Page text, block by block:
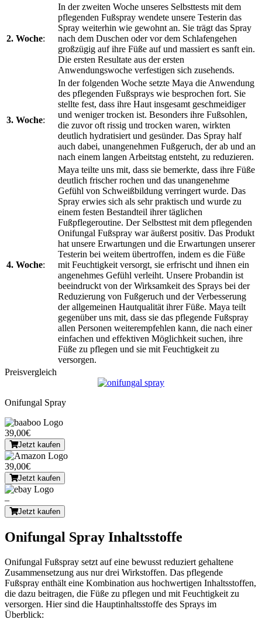
2. Woche:
In der zweiten Woche unseres Selbsttests mit dem
pflegenden Fußspray wendete unsere Testerin das
Spray weiterhin wie gewohnt an. Sie trägt das Spray
nach dem Duschen oder vor dem Schlafengehen
großzügig auf ihre Füße auf und massiert es sanft ein.
Die ersten Resultate aus der ersten
Anwendungswoche verfestigen sich zusehends.
3. Woche:
In der folgenden Woche setzte Maya die Anwendung
des pflegenden Fußsprays wie besprochen fort. Sie
stellte fest, dass ihre Haut insgesamt geschmeidiger
und weniger trocken ist. Besonders ihre Fußsohlen,
die zuvor oft rissig und trocken waren, wirkten
deutlich hydratisiert und gesünder. Das Spray half
auch dabei, unangenehmen Fußgeruch, der ab und an
nach einem langen Arbeitstag entsteht, zu reduzieren.
4. Woche:
Maya teilte uns mit, dass sie bemerkte, dass ihre Füße
deutlich frischer rochen und das unangenehme
Gefühl von Schweißbildung verringert wurde. Das
Spray erwies sich als sehr praktisch und wurde zu
einem festen Bestandteil ihrer täglichen
Fußpflegeroutine. Der Selbsttest mit dem pflegenden
Onifungal Fußspray war äußerst positiv. Das Produkt
hat unsere Erwartungen und die Erwartungen unserer
Testerin bei weitem übertroffen, indem es die Füße
mit Feuchtigkeit versorgt, sie erfrischt und ihnen ein
angenehmes Gefühl verleiht. Unsere Probandin ist
beeindruckt von der Wirksamkeit des Sprays bei der
Reduzierung von Fußgeruch und der Verbesserung
der allgemeinen Hautqualität ihrer Füße. Maya teilt
gegenüber uns mit, dass sie das pflegende Fußspray
allen Personen weiterempfehlen kann, die nach einer
einfachen und effektiven Möglichkeit suchen, ihre
Füße zu pflegen und sie mit Feuchtigkeit zu
versorgen.
Preisvergleich
Onifungal Spray
39,00€
Jetzt kaufen
39,00€
Jetzt kaufen
–
Jetzt kaufen
Onifungal Spray Inhaltsstoffe
Onifungal Fußspray setzt auf eine bewusst reduziert gehaltene
Zusammensetzung aus nur drei Wirkstoffen. Das pflegende
Fußspray enthält eine Kombination aus hochwertigen Inhaltsstoffen,
die dazu beitragen, die Füße zu pflegen und mit Feuchtigkeit zu
versorgen. Hier sind die Hauptinhaltsstoffe des Sprays im
Überblick: